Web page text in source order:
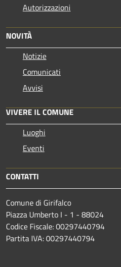
Autorizzazioni
NOVITÀ
Notizie
Comunicati
Avvisi
VIVERE IL COMUNE
Luoghi
Eventi
CONTATTI
Comune di Girifalco
Piazza Umberto I - 1 - 88024
Codice Fiscale: 00297440794
Partita IVA: 00297440794